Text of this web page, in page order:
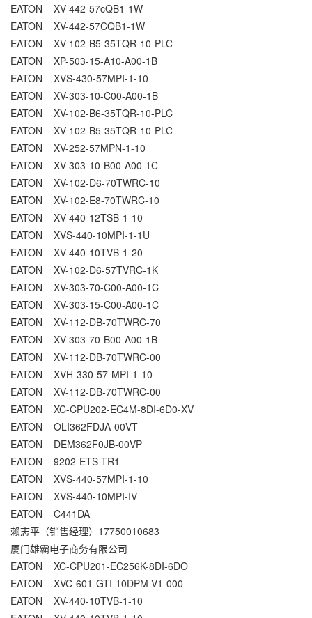
EATON XV-442-57cQB1-1W
EATON XV-442-57CQB1-1W
EATON XV-102-B5-35TQR-10-PLC
EATON XP-503-15-A10-A00-1B
EATON XVS-430-57MPI-1-10
EATON XV-303-10-C00-A00-1B
EATON XV-102-B6-35TQR-10-PLC
EATON XV-102-B5-35TQR-10-PLC
EATON XV-252-57MPN-1-10
EATON XV-303-10-B00-A00-1C
EATON XV-102-D6-70TWRC-10
EATON XV-102-E8-70TWRC-10
EATON XV-440-12TSB-1-10
EATON XVS-440-10MPI-1-1U
EATON XV-440-10TVB-1-20
EATON XV-102-D6-57TVRC-1K
EATON XV-303-70-C00-A00-1C
EATON XV-303-15-C00-A00-1C
EATON XV-112-DB-70TWRC-70
EATON XV-303-70-B00-A00-1B
EATON XV-112-DB-70TWRC-00
EATON XVH-330-57-MPI-1-10
EATON XV-112-DB-70TWRC-00
EATON XC-CPU202-EC4M-8DI-6D0-XV
EATON OLI362FDJA-00VT
EATON DEM362F0JB-00VP
EATON 9202-ETS-TR1
EATON XVS-440-57MPI-1-10
EATON XVS-440-10MPI-IV
EATON C441DA
赖志平（销售经理）17750010683
厦门雄霸电子商务有限公司
EATON XC-CPU201-EC256K-8DI-6DO
EATON XVC-601-GTI-10DPM-V1-000
EATON XV-440-10TVB-1-10